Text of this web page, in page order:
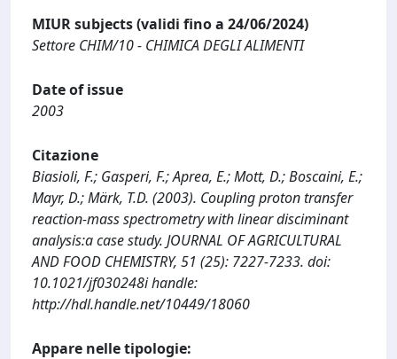
MIUR subjects (validi fino a 24/06/2024)
Settore CHIM/10 - CHIMICA DEGLI ALIMENTI
Date of issue
2003
Citazione
Biasioli, F.; Gasperi, F.; Aprea, E.; Mott, D.; Boscaini, E.;
Mayr, D.; Märk, T.D. (2003). Coupling proton transfer
reaction-mass spectrometry with linear disciminant
analysis:a case study. JOURNAL OF AGRICULTURAL
AND FOOD CHEMISTRY, 51 (25): 7227-7233. doi:
10.1021/jf030248i handle:
http://hdl.handle.net/10449/18060
Appare nelle tipologie: